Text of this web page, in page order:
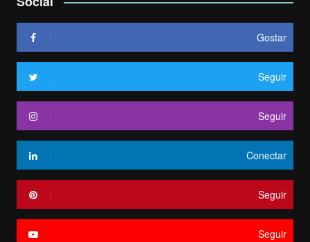
Gostar
Seguir
Seguir
Conectar
Seguir
Seguir